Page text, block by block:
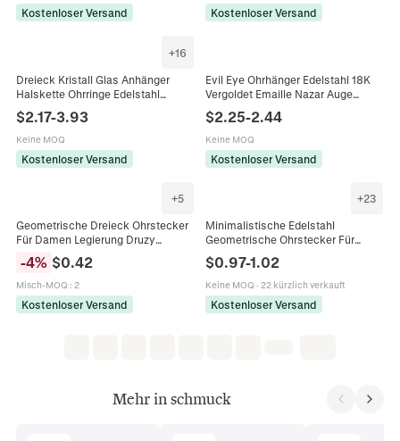
Kostenloser Versand Kostenloser Versand
+16
Dreieck Kristall Glas Anhänger
Halskette Ohrringe Edelstahl
Für Damen Schmuck
$2.17-3.93
Keine MOQ
Kostenloser Versand
Evil Eye Ohrhänger Edelstahl 18K
Vergoldet Emaille Nazar Auge
Mode Schmuck Für Frauen
$2.25-2.44
Keine MOQ
Kostenloser Versand
+5
Geometrische Dreieck Ohrstecker
Für Damen Legierung Druzy
Glänzender Schmuck
Minimalistische Mode Accessoires
Mit Harz Ohrring Stift
-4% $0.42
Misch-MOQ : 2
Kostenloser Versand
+23
Minimalistische Edelstahl
Geometrische Ohrstecker Für
Damen Gold Silber Schwarz Herz
Stern Dreieck Rund Strass
Schmuck
$0.97-1.02
Keine MOQ · 22 kürzlich verkauft
Kostenloser Versand
Mehr in schmuck